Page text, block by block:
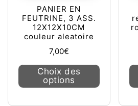
PANIER EN
FEUTRINE, 3 ASS.
12X12X10CM
couleur aleatoire
7,00€
Choix des
options
Ce